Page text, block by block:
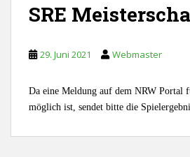
SRE
29. Juni 2021 Webmaster
Da eine Meldung auf dem NRW Portal
möglich ist, sendet bitte die